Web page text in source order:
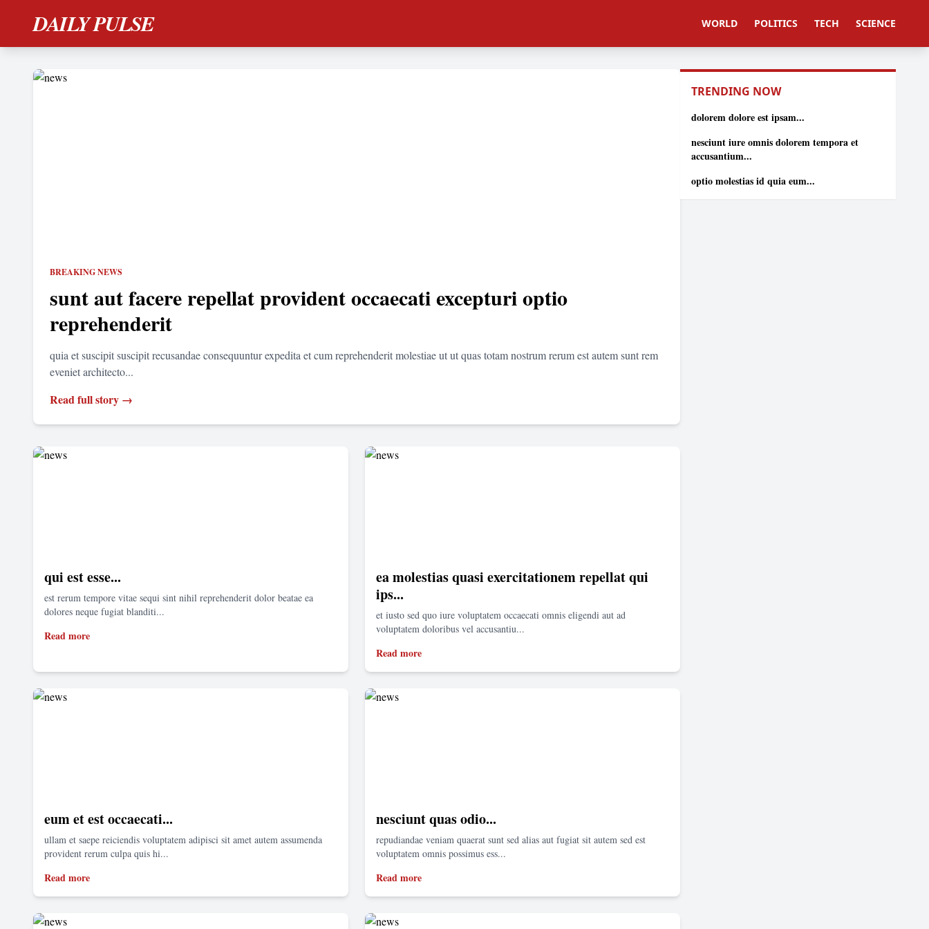
DAILY PULSE WORLD POLITICS TECH SCIENCE
BREAKING NEWS
sunt aut facere repellat provident occaecati excepturi optio
reprehenderit
quia et suscipit suscipit recusandae consequuntur expedita et cum reprehenderit molestiae ut ut quas totam nostrum rerum est autem sunt rem
eveniet architecto...
Read full story →
qui est esse...
est rerum tempore vitae sequi sint nihil reprehenderit dolor beatae ea
dolores neque fugiat blanditi...
Read more
ea molestias quasi exercitationem repellat qui
ips...
et iusto sed quo iure voluptatem occaecati omnis eligendi aut ad
voluptatem doloribus vel accusantiu...
Read more
eum et est occaecati...
ullam et saepe reiciendis voluptatem adipisci sit amet autem assumenda
provident rerum culpa quis hi...
Read more
nesciunt quas odio...
repudiandae veniam quaerat sunt sed alias aut fugiat sit autem sed est
voluptatem omnis possimus ess...
Read more
TRENDING NOW
dolorem dolore est ipsam...
nesciunt iure omnis dolorem tempora et
accusantium...
optio molestias id quia eum...